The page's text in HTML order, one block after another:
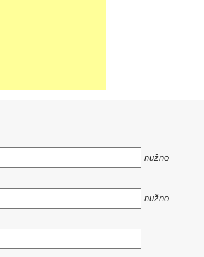
nužno
nužno